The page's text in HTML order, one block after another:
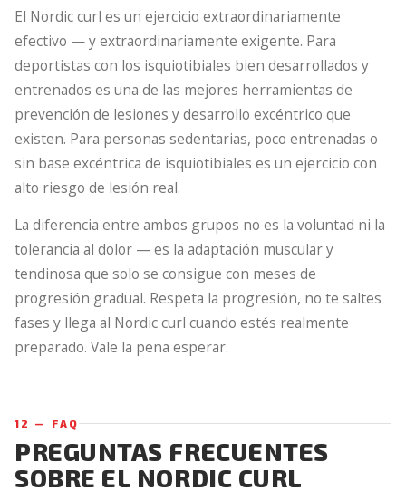
El Nordic curl es un ejercicio extraordinariamente
efectivo — y extraordinariamente exigente. Para
deportistas con los isquiotibiales bien desarrollados y
entrenados es una de las mejores herramientas de
prevención de lesiones y desarrollo excéntrico que
existen. Para personas sedentarias, poco entrenadas o
sin base excéntrica de isquiotibiales es un ejercicio con
alto riesgo de lesión real.
La diferencia entre ambos grupos no es la voluntad ni la
tolerancia al dolor — es la adaptación muscular y
tendinosa que solo se consigue con meses de
progresión gradual. Respeta la progresión, no te saltes
fases y llega al Nordic curl cuando estés realmente
preparado. Vale la pena esperar.
12 — FAQ
PREGUNTAS FRECUENTES
SOBRE EL NORDIC CURL